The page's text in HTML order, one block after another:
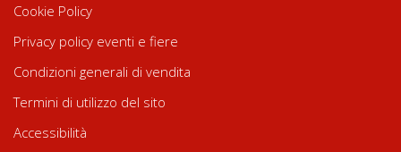
Cookie Policy
Privacy policy eventi e fiere
Condizioni generali di vendita
Termini di utilizzo del sito
Accessibilità